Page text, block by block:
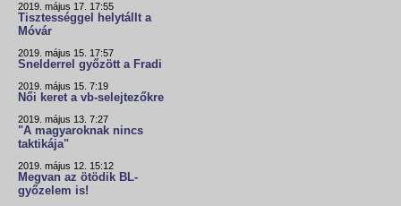
2019. május 17. 17:55
Tisztességgel helytállt a
Móvár
2019. május 15. 17:57
Snelderrel győzött a Fradi
2019. május 15. 7:19
Női keret a vb-selejtezőkre
2019. május 13. 7:27
"A magyaroknak nincs
taktikája"
2019. május 12. 15:12
Megvan az ötödik BL-
győzelem is!